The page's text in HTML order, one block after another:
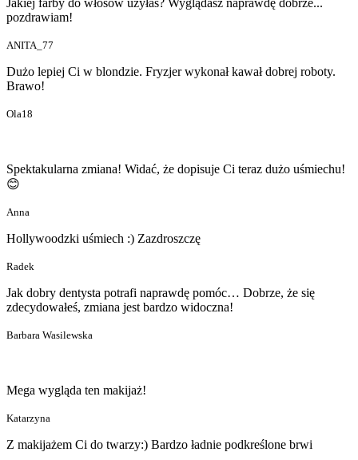
Jakiej farby do włosów użyłaś? Wyglądasz naprawdę dobrze...
pozdrawiam!
ANITA_77
Dużo lepiej Ci w blondzie. Fryzjer wykonał kawał dobrej roboty.
Brawo!
Ola18
Spektakularna zmiana! Widać, że dopisuje Ci teraz dużo uśmiechu!
😊
Anna
Hollywoodzki uśmiech :) Zazdroszczę
Radek
Jak dobry dentysta potrafi naprawdę pomóc… Dobrze, że się
zdecydowałeś, zmiana jest bardzo widoczna!
Barbara Wasilewska
Mega wygląda ten makijaż!
Katarzyna
Z makijażem Ci do twarzy:) Bardzo ładnie podkreślone brwi